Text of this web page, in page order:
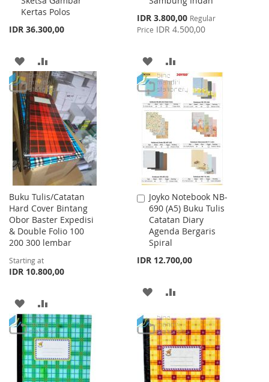
Kertas Polos
IDR 36.300,00
ADD
TO
WISH
LIST
TO
COMPARE
Special
Price
IDR 3.800,00 Regular
Price IDR 4.500,00
ADD
TO
WISH
LIST
TO
COMPARE
Buku Tulis/Catatan
Hard Cover Bintang
Obor Baster Expedisi
& Double Folio 100
200 300 lembar
Starting at
IDR 10.800,00
ADD
TO
WISH
LIST
TO
COMPARE
Joyko Notebook NB-
690 (A5) Buku Tulis
Catatan Diary
Agenda Bergaris
Spiral
IDR 12.700,00
Add
to
Cart
ADD
WISH
LIST
COMPARE